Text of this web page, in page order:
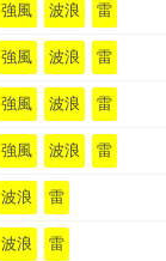
強風 波浪 雷
強風 波浪 雷
強風 波浪 雷
強風 波浪 雷
波浪 雷
波浪 雷